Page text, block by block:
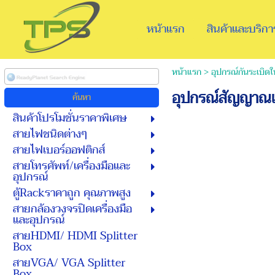
หน้าแรก สินค้าและบริก
สินค้าโปรโมชั่นราคาพิเศษ
สายไฟชนิดต่างๆ
สายไฟเบอร์ออฟติกส์
สายโทรศัพท์/เครื่องมือและ
อุปกรณ์
ตู้Rackราคาถูก คุณภาพสูง
สายกล้องวงจรปิดเครื่องมือ
และอุปกรณ์
สายHDMI/ HDMI Splitter
Box
สายVGA/ VGA Splitter
หน้าแรก>อุปกรณ์กันระเบิด
อุปกรณ์สัญญาณ